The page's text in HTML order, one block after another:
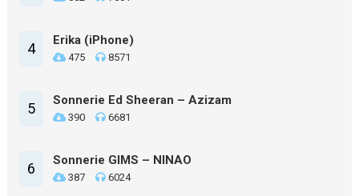
4 Erika (iPhone)
475 8571
5 Sonnerie Ed Sheeran – Azizam
390 6681
6 Sonnerie GIMS – NINAO
387 6024